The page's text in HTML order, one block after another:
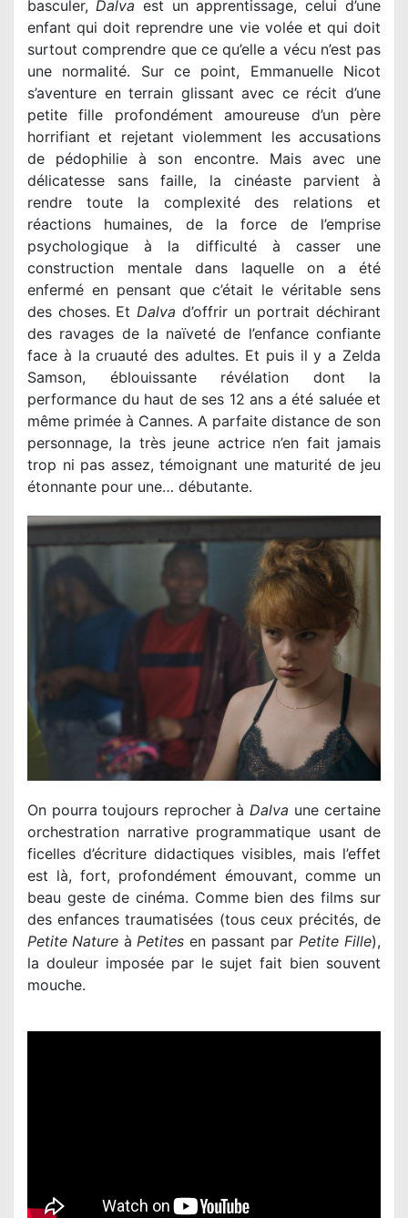
basculer, Dalva est un apprentissage, celui d’une
enfant qui doit reprendre une vie volée et qui doit
surtout comprendre que ce qu’elle a vécu n’est pas
une normalité. Sur ce point, Emmanuelle Nicot
s’aventure en terrain glissant avec ce récit d’une
petite fille profondément amoureuse d’un père
horrifiant et rejetant violemment les accusations
de pédophilie à son encontre. Mais avec une
délicatesse sans faille, la cinéaste parvient à
rendre toute la complexité des relations et
réactions humaines, de la force de l’emprise
psychologique à la difficulté à casser une
construction mentale dans laquelle on a été
enfermé en pensant que c’était le véritable sens
des choses. Et Dalva d’offrir un portrait déchirant
des ravages de la naïveté de l’enfance confiante
face à la cruauté des adultes. Et puis il y a Zelda
Samson, éblouissante révélation dont la
performance du haut de ses 12 ans a été saluée et
même primée à Cannes. A parfaite distance de son
personnage, la très jeune actrice n’en fait jamais
trop ni pas assez, témoignant une maturité de jeu
étonnante pour une… débutante.
On pourra toujours reprocher à Dalva une certaine
orchestration narrative programmatique usant de
ficelles d’écriture didactiques visibles, mais l’effet
est là, fort, profondément émouvant, comme un
beau geste de cinéma. Comme bien des films sur
Petite Nature à Petites en passant par Petite Fille),
la douleur imposée par le sujet fait bien souvent
mouche.